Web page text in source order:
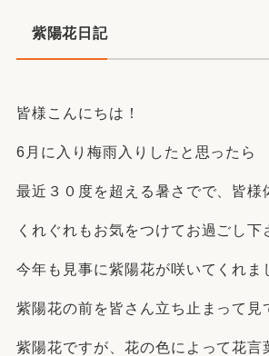
紫陽花日記
皆様こんにちは！
6月に入り梅雨入りしたと思ったら
最近３０度を超える暑さでで、皆様
くれぐれもお気をつけてお過ごし下
今年も見事に紫陽花が咲いてくれ
紫陽花の前を皆さん立ち止まって見
紫陽花ですが、花の色によって花言